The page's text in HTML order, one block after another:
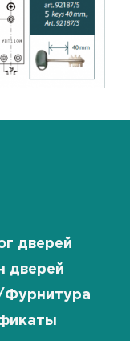
дверей
дверей
Фурнитура